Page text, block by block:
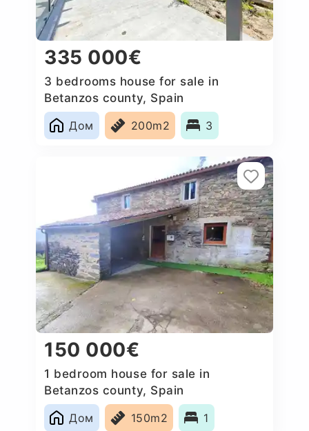
335 000€
3 bedrooms house for sale in
Betanzos county, Spain
Дом
200m2 3
150 000€
1 bedroom house for sale in
Betanzos county, Spain
Дом
150m2 1